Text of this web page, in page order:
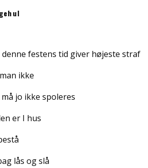
festens tid giver højeste straf
ikke
jo ikke spoleres
er I hus
lås og slå